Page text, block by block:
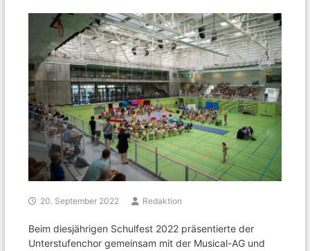
20. September 2022 Redaktion
Beim diesjährigen Schulfest 2022 präsentierte der
Unterstufenchor gemeinsam mit der Musical-AG und